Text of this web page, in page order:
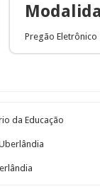
Pregão Eletrônico
da Educação